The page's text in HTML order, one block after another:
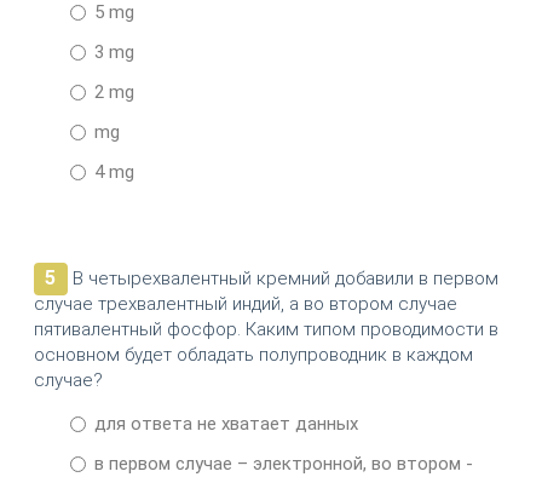
5 mg
3 mg
2 mg
mg
4 mg
5
В четырехвалентный кремний добавили в первом
случае трехвалентный индий, а во втором случае
пятивалентный фосфор. Каким типом проводимости в
основном будет обладать полупроводник в каждом
случае?
для ответа не хватает данных
в первом случае – электронной, во втором -